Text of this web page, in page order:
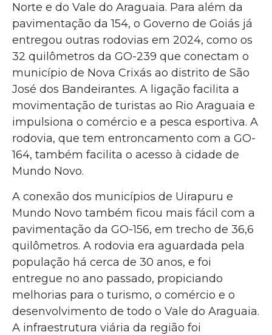
Norte e do Vale do Araguaia. Para além da
pavimentação da 154, o Governo de Goiás já
entregou outras rodovias em 2024, como os
32 quilômetros da GO-239 que conectam o
município de Nova Crixás ao distrito de São
José dos Bandeirantes. A ligação facilita a
movimentação de turistas ao Rio Araguaia e
impulsiona o comércio e a pesca esportiva. A
rodovia, que tem entroncamento com a GO-
164, também facilita o acesso à cidade de
Mundo Novo.
A conexão dos municípios de Uirapuru e
Mundo Novo também ficou mais fácil com a
pavimentação da GO-156, em trecho de 36,6
quilômetros. A rodovia era aguardada pela
população há cerca de 30 anos, e foi
entregue no ano passado, propiciando
melhorias para o turismo, o comércio e o
desenvolvimento de todo o Vale do Araguaia.
A infraestrutura viária da região foi